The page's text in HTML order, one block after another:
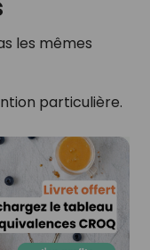
les mêmes
particulière.